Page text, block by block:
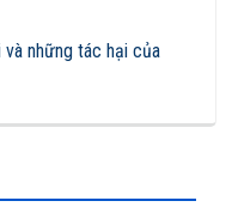
những tác hại của